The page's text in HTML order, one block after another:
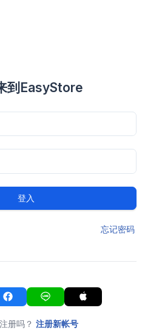
到EasyStore
登入
忘记密码
册吗？ 注册新帐号